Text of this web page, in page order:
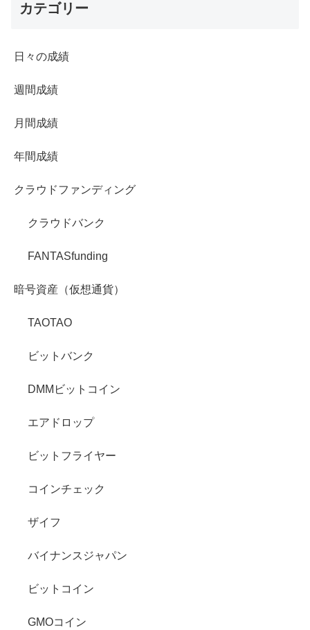
カテゴリー
日々の成績
週間成績
月間成績
年間成績
クラウドファンディング
クラウドバンク
FANTASfunding
暗号資産（仮想通貨）
TAOTAO
ビットバンク
DMMビットコイン
エアドロップ
ビットフライヤー
コインチェック
ザイフ
バイナンスジャパン
ビットコイン
GMOコイン